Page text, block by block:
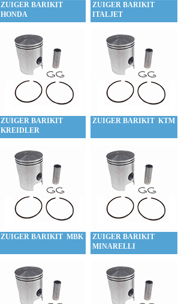
ZUIGER BARIKIT
HONDA
ZUIGER BARIKIT
ITALJET
ZUIGER BARIKIT
KREIDLER
ZUIGER BARIKIT KTM
ZUIGER BARIKIT MBK
ZUIGER BARIKIT
MINARELLI